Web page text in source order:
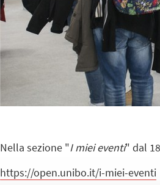
Nella sezione "I miei eventi" dal
https://open.unibo.it/i-miei-eventi